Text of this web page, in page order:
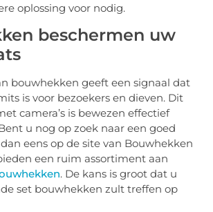
oplossing voor nodig.
beschermen uw
bouwhekken geeft een signaal dat
is voor bezoekers en dieven. Dit
camera’s is bewezen effectief
u nog op zoek naar een goed
eens op de site van Bouwhekken
een ruim assortiment aan
. De kans is groot dat u
set bouwhekken zult treffen op